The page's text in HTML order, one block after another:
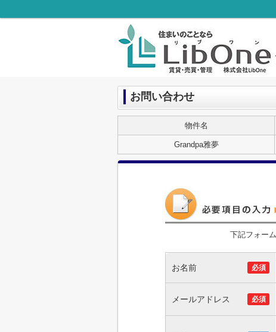
お問い合わせ
物件名
Grandpa雅夢
下記フォー
お名前 必須
メールアドレス 必須